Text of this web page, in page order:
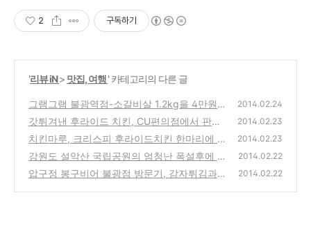
2 구독하기
'리뷰 iN> 맛집, 여행' 카테고리의 다른 글
그램그램 불광역점-소갈비살 1.2kg을 4만원에
판매하는 저렴한 추천 고기집 방문 포장
(0)
2014.02.24
갓튀겨낸 후라이드 치킨, CU편의점에서 판매
하는 닭다리,케이준 제품 구입 시식기
(6)
2014.02.23
치킨마루, 크리스피 후라이드치킨 한마리에 8
500원하는 저렴한 가격의 닭집 체인점 방문기
(0)
2014.02.23
강원도 설악산 국립공원의 엄청난 폭설후에 쌓
인 눈과 절경의 모습들
(0)
2014.02.22
압구정 봉구비어 불광점 방문기, 감자튀김과
2014.02.22